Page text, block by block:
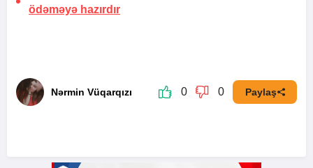
ödəməyə hazırdır
Nərmin Vüqarqızı 0 0 Paylaş